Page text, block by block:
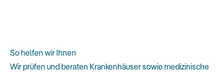
So helfen wir Ihnen
Wir prüfen und beraten Krankenhäuser sowie medizinische